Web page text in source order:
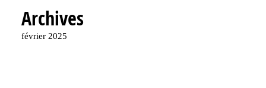
Archives
février 2025